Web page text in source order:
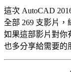
這次 AutoCAD
全部 269 支影片，
如果這部影片對你
也多分享給需要的